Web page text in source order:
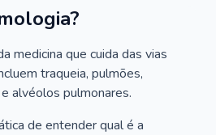
medicina que cuida das vias
traqueia, pulmões,
alvéolos pulmonares.
de entender qual é a